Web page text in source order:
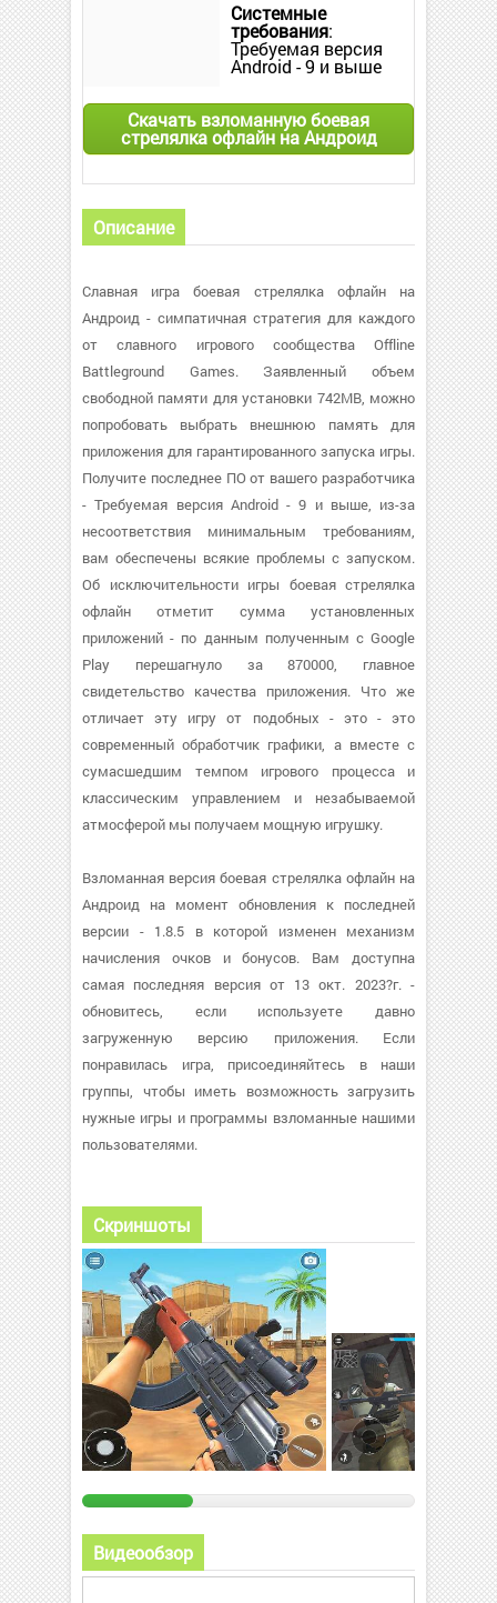
Системные
требования:
Требуемая версия
Android - 9 и выше
Скачать взломанную боевая
стрелялка офлайн на Андроид
Описание
Славная игра боевая стрелялка офлайн на
Андроид - симпатичная стратегия для каждого
от славного игрового сообщества Offline
Battleground Games. Заявленный объем
свободной памяти для установки 742MB, можно
попробовать выбрать внешнюю память для
приложения для гарантированного запуска игры.
Получите последнее ПО от вашего разработчика
- Требуемая версия Android - 9 и выше, из-за
несоответствия минимальным требованиям,
вам обеспечены всякие проблемы с запуском.
Об исключительности игры боевая стрелялка
офлайн отметит сумма установленных
приложений - по данным полученным с Google
Play перешагнуло за 870000, главное
свидетельство качества приложения. Что же
отличает эту игру от подобных - это - это
современный обработчик графики, а вместе с
сумасшедшим темпом игрового процесса и
классическим управлением и незабываемой
атмосферой мы получаем мощную игрушку.
Взломанная версия боевая стрелялка офлайн на
Андроид на момент обновления к последней
версии - 1.8.5 в которой изменен механизм
начисления очков и бонусов. Вам доступна
самая последняя версия от 13 окт. 2023?г. -
обновитесь, если используете давно
загруженную версию приложения. Если
понравилась игра, присоединяйтесь в наши
группы, чтобы иметь возможность загрузить
нужные игры и программы взломанные нашими
пользователями.
Скриншоты
Видеообзор